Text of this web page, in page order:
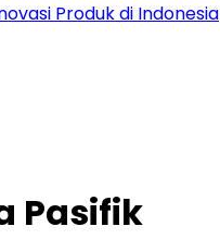
Produk di Indonesia
Pasifik